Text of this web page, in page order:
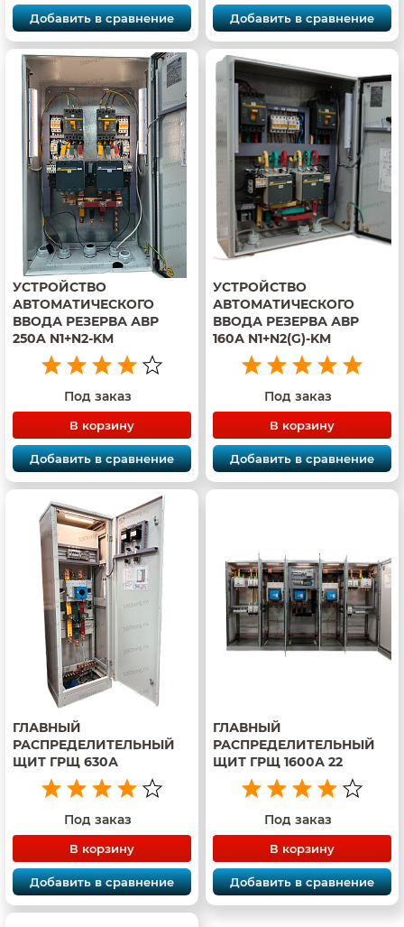
Добавить в сравнение Добавить в сравнение
УСТРОЙСТВО
АВТОМАТИЧЕСКОГО
ВВОДА РЕЗЕРВА АВР
250A N1+N2-KM
Под заказ
В корзину
Добавить в сравнение
УСТРОЙСТВО
АВТОМАТИЧЕСКОГО
ВВОДА РЕЗЕРВА АВР
160А N1+N2(G)-KM
Под заказ
В корзину
Добавить в сравнение
ГЛАВНЫЙ
РАСПРЕДЕЛИТЕЛЬНЫЙ
ЩИТ ГРЩ 630А
Под заказ
В корзину
Добавить в сравнение
ГЛАВНЫЙ
РАСПРЕДЕЛИТЕЛЬНЫЙ
ЩИТ ГРЩ 1600А 22
Под заказ
В корзину
Добавить в сравнение